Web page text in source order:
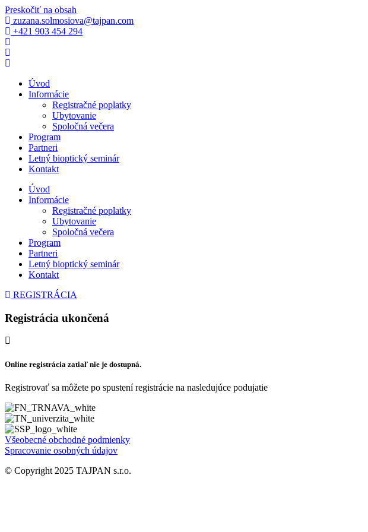
Preskočiť na obsah
zuzana.solmosiova@tajpan.com
+421 903 454 294
Úvod
Informácie
Registračné poplatky
Ubytovanie
Spoločná večera
Program
Partneri
Letný bioptický seminár
Kontakt
Úvod
Informácie
Registračné poplatky
Ubytovanie
Spoločná večera
Program
Partneri
Letný bioptický seminár
Kontakt
REGISTRÁCIA
Registrácia ukončená
Online registrácia zatiaľ nie je dostupná.
Registrovať sa môžete po spustení registrácie na nasledujúce podujatie
Všeobecné obchodné podmienky
Spracovanie osobných údajov
© Copyright 2025 TAJPAN s.r.o.